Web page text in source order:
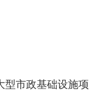
型市政基础设施项